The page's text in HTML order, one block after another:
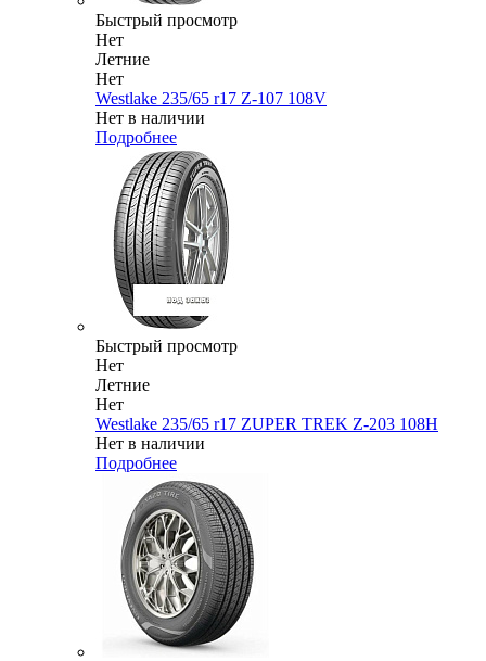
Быстрый просмотр
Нет
Летние
Нет
Westlake 235/65 r17 Z-107 108V
Нет в наличии
Подробнее
Быстрый просмотр
Нет
Летние
Нет
Westlake 235/65 r17 ZUPER TREK Z-203 108H
Нет в наличии
Подробнее